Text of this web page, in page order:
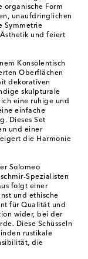
organische Form
unaufdringlichen
Symmetrie
und feiert
Konsolentisch
Oberflächen
dekorativen
skulpturale
eine ruhige und
einfache
Dieses Set
und einer
die Harmonie
Solomeo
Spezialisten
folgt einer
und ethische
für Qualität und
wider, bei der
Diese Schüsseln
rustikale
die